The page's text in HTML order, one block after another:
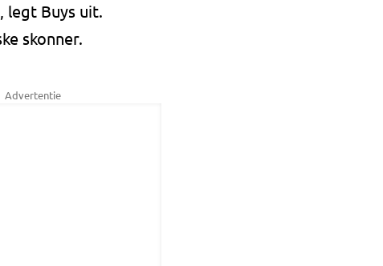
legt Buys uit.
skonner.
Advertentie